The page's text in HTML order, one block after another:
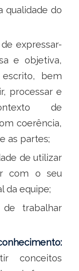
qualidade do
expressar-
e objetiva,
bem
processar e
de
coerência,
as partes;
de utilizar
com o seu
da equipe;
trabalhar
conceitos